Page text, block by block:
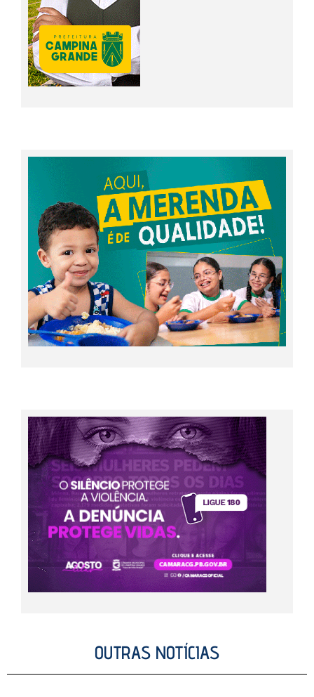
OUTRAS NOTÍCIAS